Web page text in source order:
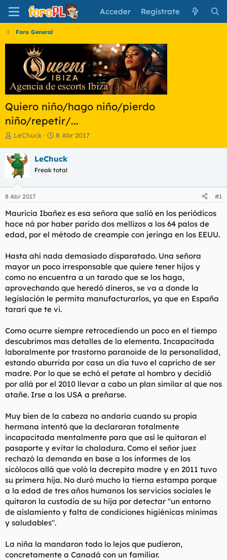
Acceder Regístrate
Foro General
Quiero niño/hago niño/pierdo
niño/repetir/...
I
i
c
i
a
d
o
d
e
e
a
LeChuck
F
h
a
e
i
c
i
8 Abr 2017
LeChuck
Freak total
8 Abr 2017 #1
Mauricia Ibañez es esa señora que salió en los periódicos
hace ná por haber parido dos mellizos a los 64 palos de
edad, por el método de creampie con jeringa en los EEUU.
Hasta ahí nada demasiado disparatado. Una señora
mayor un poco irresponsable que quiere tener hijos y
como no encuentra a un tarado que se los haga,
aprovechando que heredó dineros, se va a donde la
legislación le permita manufacturarlos, ya que en España
tararí que te vi.
Como ocurre siempre retrocediendo un poco en el tiempo
descubrimos mas detalles de la elementa. Incapacitada
laboralmente por trastorno paranoide de la personalidad,
estando aburrida por casa un día tuvo el capricho de ser
madre. Por lo que se echó el petate al hombro y decidió
por allá por el 2010 llevar a cabo un plan similar al que nos
atañe. Irse a los USA a preñarse.
Muy bien de la cabeza no andaría cuando su propia
hermana intentó que la declararan totalmente
incapacitada mentalmente para que así le quitaran el
pasaporte y evitar la chaladura. Como el señor juez
rechazó la demanda en base a los informes de los
sicólocos allá que voló la decrepita madre y en 2011 tuvo
su primera hija. No duró mucho la tierna estampa porque
a la edad de tres años humanos los servicios sociales le
quitaron la custodia de su hija por detectar "un entorno
de aislamiento y falta de condiciones higiénicas mínimas
y saludables".
La niña la mandaron todo lo lejos que pudieron,
concretamente a Canadá con un familiar.